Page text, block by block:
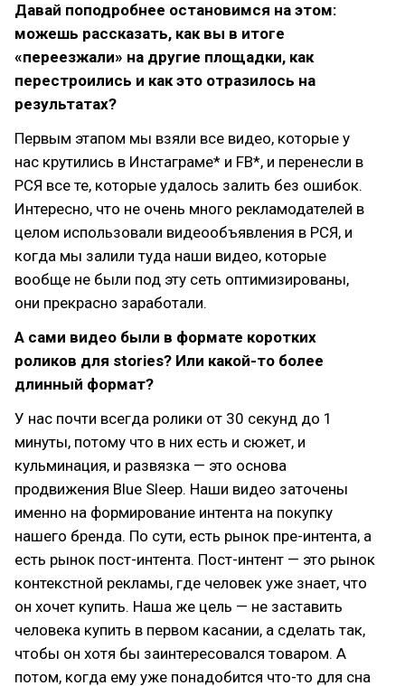
Давай поподробнее остановимся на этом:
можешь рассказать, как вы в итоге
«переезжали» на другие площадки, как
перестроились и как это отразилось на
результатах?
Первым этапом мы взяли все видео, которые у
нас крутились в Инстаграме* и FB*, и перенесли в
РСЯ все те, которые удалось залить без ошибок.
Интересно, что не очень много рекламодателей в
целом использовали видеообъявления в РСЯ, и
когда мы залили туда наши видео, которые
вообще не были под эту сеть оптимизированы,
они прекрасно заработали.
А сами видео были в формате коротких
роликов для stories? Или какой-то более
длинный формат?
У нас почти всегда ролики от 30 секунд до 1
минуты, потому что в них есть и сюжет, и
кульминация, и развязка — это основа
продвижения Blue Sleep. Наши видео заточены
именно на формирование интента на покупку
нашего бренда. По сути, есть рынок пре-интента, а
есть рынок пост-интента. Пост-интент — это рынок
контекстной рекламы, где человек уже знает, что
он хочет купить. Наша же цель — не заставить
человека купить в первом касании, а сделать так,
чтобы он хотя бы заинтересовался товаром. А
потом, когда ему уже понадобится что-то для сна